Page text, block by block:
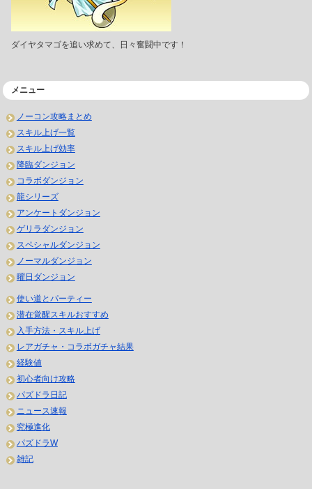
ダイヤタマゴを追い求めて、日々奮闘中です！
メニュー
ノーコン攻略まとめ
スキル上げ一覧
スキル上げ効率
降臨ダンジョン
コラボダンジョン
龍シリーズ
アンケートダンジョン
ゲリラダンジョン
スペシャルダンジョン
ノーマルダンジョン
曜日ダンジョン
使い道とパーティー
潜在覚醒スキルおすすめ
入手方法・スキル上げ
レアガチャ・コラボガチャ結果
経験値
初心者向け攻略
パズドラ日記
ニュース速報
究極進化
パズドラW
雑記